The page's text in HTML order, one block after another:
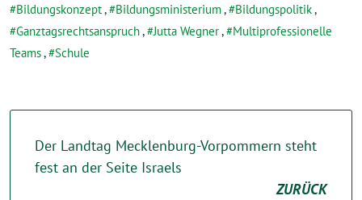
Bildungskonzept, Bildungsministerium, Bildungspolitik,
Ganztagsrechtsanspruch, Jutta Wegner,
Multiprofessionelle
Teams, Schule
Der Landtag Mecklenburg-Vorpommern steht
fest an der Seite Israels
ZURÜCK